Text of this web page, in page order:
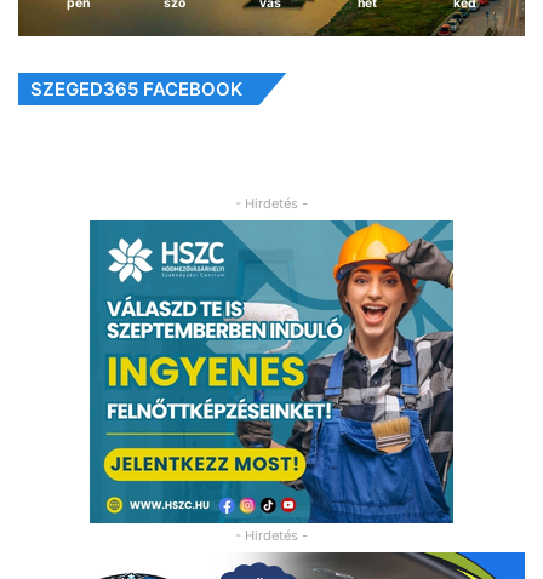
pén szo vas hét ked
SZEGED365 FACEBOOK
- Hirdetés -
- Hirdetés -